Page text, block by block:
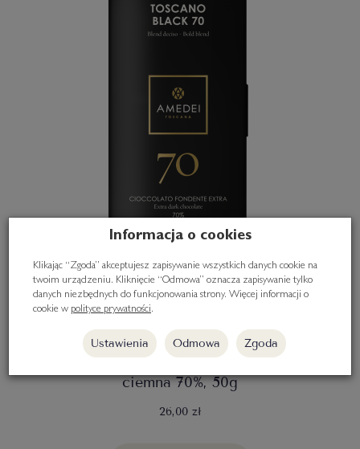
Toscano Black 70% - czekolada Amedei
ciemna 70%, 50g
26,00 zł
Informacja o cookies
Klikając “Zgoda” akceptujesz zapisywanie wszystkich danych cookie na
twoim urządzeniu. Kliknięcie “Odmowa” oznacza zapisywanie tylko
danych niezbędnych do funkcjonowania strony. Więcej informacji o
cookie w polityce prywatności.
Ustawienia Odmowa Zgoda